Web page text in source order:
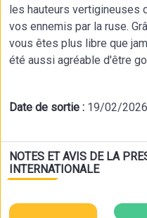
les hauteurs vertigineuses
vos ennemis par la ruse.
vous êtes plus libre que
été aussi agréable d'être
Date de sortie : 19/02/2026
NOTES ET AVIS DE LA
INTERNATIONALE